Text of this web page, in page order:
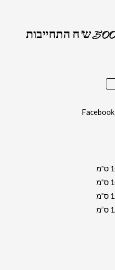
משלוח חינם בקנייה מעל 500 ש"ח התחייבות
Facebook